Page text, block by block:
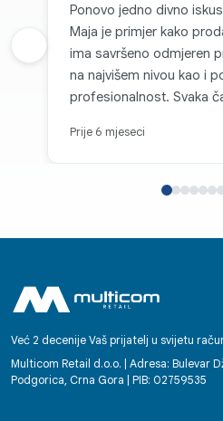
Ponovo jedno divno
Maja je primjer kako
ima savršeno odmjeren
na najvišem nivou kao i
profesionalnost. Svaka
Prije 6 mjeseci
Prethodna recenzija
Već 2 decenije Vaš prijatelj u svijetu
Multicom Retail d.o.o. | Adresa: Bulevar
Podgorica, Crna Gora | PIB: 02759535